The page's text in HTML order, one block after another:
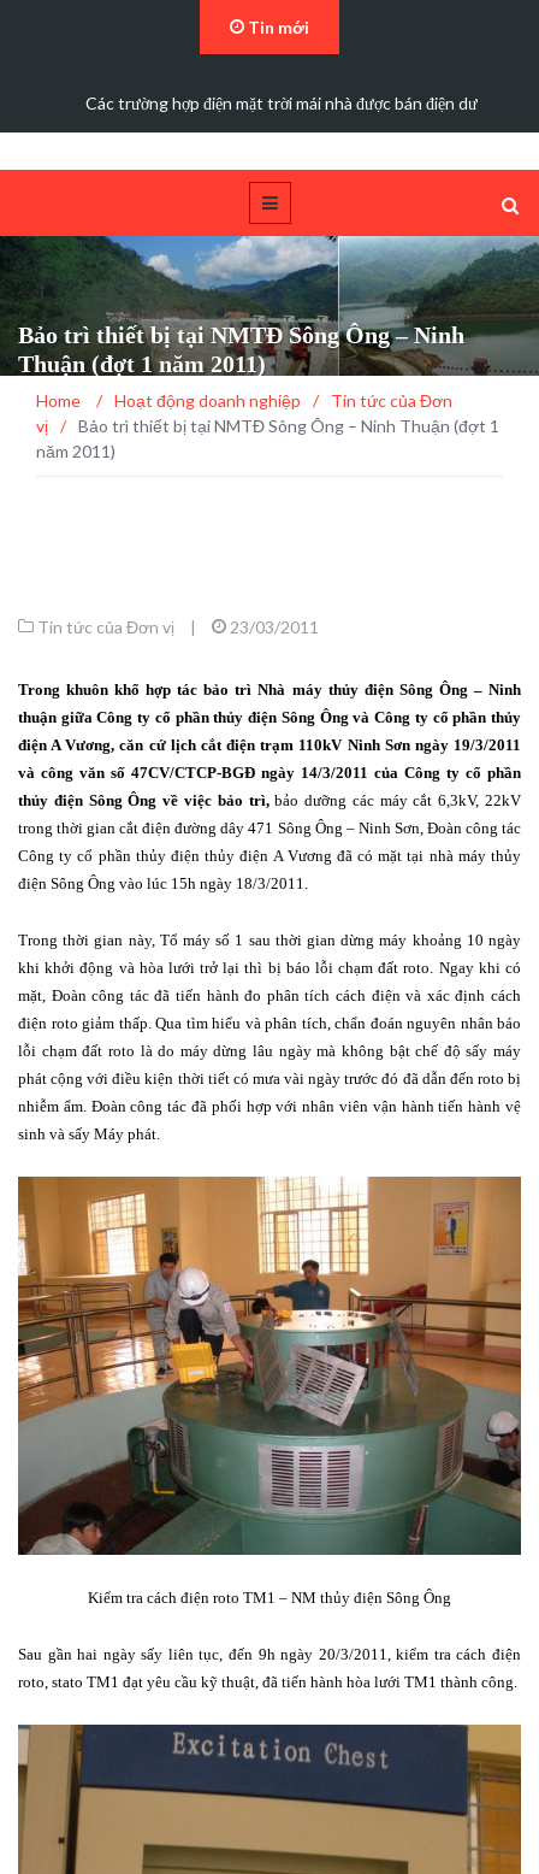
Tin mới
Các trường hợp điện mặt trời mái nhà được bán điện dư
Bảo trì thiết bị tại NMTĐ Sông Ông – Ninh
Thuận (đợt 1 năm 2011)
Home / Hoạt động doanh nghiệp /
Tin tức của Đơn
vị / Bảo trì thiết bị tại NMTĐ Sông Ông – Ninh Thuận (đợt 1
năm 2011)
Tin tức của Đơn vị | 23/03/2011
Trong khuôn khổ hợp tác bảo trì Nhà máy thủy điện Sông Ông – Ninh
thuận giữa Công ty cổ phần thủy điện Sông Ông và Công ty cổ phần thủy
điện A Vương, căn cứ lịch cắt điện trạm 110kV Ninh Sơn ngày 19/3/2011
và công văn số 47CV/CTCP-BGĐ ngày 14/3/2011 của Công ty cổ phần
thủy điện Sông Ông về việc bảo trì,bảo dưỡng các máy cắt 6,3kV, 22kV
trong thời gian cắt điện đường dây 471 Sông Ông – Ninh Sơn, Đoàn công tác
Công ty cổ phần thủy điện thủy điện A Vương đã có mặt tại nhà máy thủy
điện Sông Ông vào lúc 15h ngày 18/3/2011.
Trong thời gian này, Tổ máy số 1 sau thời gian dừng máy khoảng 10 ngày
khi khởi động và hòa lưới trở lại thì bị báo lỗi chạm đất roto. Ngay khi có
mặt, Đoàn công tác đã tiến hành đo phân tích cách điện và xác định cách
điện roto giảm thấp. Qua tìm hiểu và phân tích, chẩn đoán nguyên nhân báo
lỗi chạm đất roto là do máy dừng lâu ngày mà không bật chế độ sấy máy
phát cộng với điều kiện thời tiết có mưa vài ngày trước đó đã dẫn đến roto bị
nhiễm ẩm. Đoàn công tác đã phối hợp với nhân viên vận hành tiến hành vệ
sinh và sấy Máy phát.
Kiểm tra cách điện roto TM1 – NM thủy điện Sông Ông
Sau gần hai ngày sấy liên tục, đến 9h ngày 20/3/2011, kiểm tra cách điện
roto, stato TM1 đạt yêu cầu kỹ thuật, đã tiến hành hòa lưới TM1 thành công.